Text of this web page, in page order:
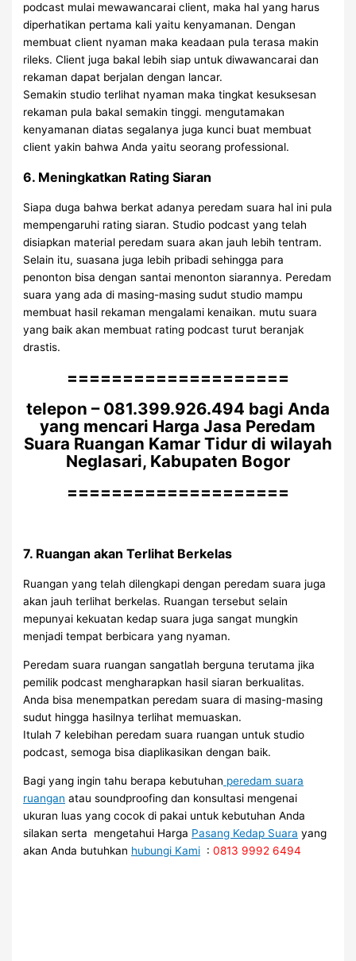
podcast mulai mewawancarai client, maka hal yang harus
diperhatikan pertama kali yaitu kenyamanan. Dengan
membuat client nyaman maka keadaan pula terasa makin
rileks. Client juga bakal lebih siap untuk diwawancarai dan
rekaman dapat berjalan dengan lancar.
Semakin studio terlihat nyaman maka tingkat kesuksesan
rekaman pula bakal semakin tinggi. mengutamakan
kenyamanan diatas segalanya juga kunci buat membuat
client yakin bahwa Anda yaitu seorang professional.
6. Meningkatkan Rating Siaran
Siapa duga bahwa berkat adanya peredam suara hal ini pula
mempengaruhi rating siaran. Studio podcast yang telah
disiapkan material peredam suara akan jauh lebih tentram.
Selain itu, suasana juga lebih pribadi sehingga para
penonton bisa dengan santai menonton siarannya. Peredam
suara yang ada di masing-masing sudut studio mampu
membuat hasil rekaman mengalami kenaikan. mutu suara
yang baik akan membuat rating podcast turut beranjak
drastis.
====================
telepon – 081.399.926.494 bagi Anda
yang mencari Harga Jasa Peredam
Suara Ruangan Kamar Tidur di wilayah
Neglasari, Kabupaten Bogor
====================
7. Ruangan akan Terlihat Berkelas
Ruangan yang telah dilengkapi dengan peredam suara juga
akan jauh terlihat berkelas. Ruangan tersebut selain
mepunyai kekuatan kedap suara juga sangat mungkin
menjadi tempat berbicara yang nyaman.
Peredam suara ruangan sangatlah berguna terutama jika
pemilik podcast mengharapkan hasil siaran berkualitas.
Anda bisa menempatkan peredam suara di masing-masing
sudut hingga hasilnya terlihat memuaskan.
Itulah 7 kelebihan peredam suara ruangan untuk studio
podcast, semoga bisa diaplikasikan dengan baik.
Bagi yang ingin tahu berapa kebutuhan peredam suara
ruangan atau soundproofing dan konsultasi mengenai
ukuran luas yang cocok di pakai untuk kebutuhan Anda
silakan serta mengetahui Harga Pasang Kedap Suara yang
akan Anda butuhkan hubungi Kami :0813 9992 6494